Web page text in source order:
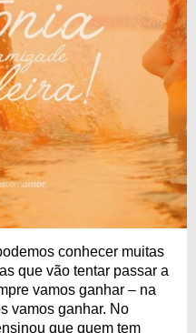
conhecer muitas
que vão tentar passar a
vamos ganhar – na
vamos ganhar. No
que quem tem